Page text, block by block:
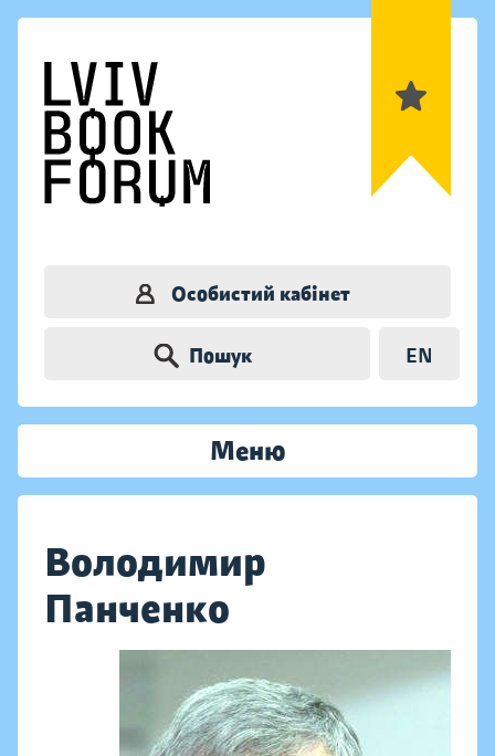
Особистий кабінет
Пошук EN
Меню
Володимир
Панченко